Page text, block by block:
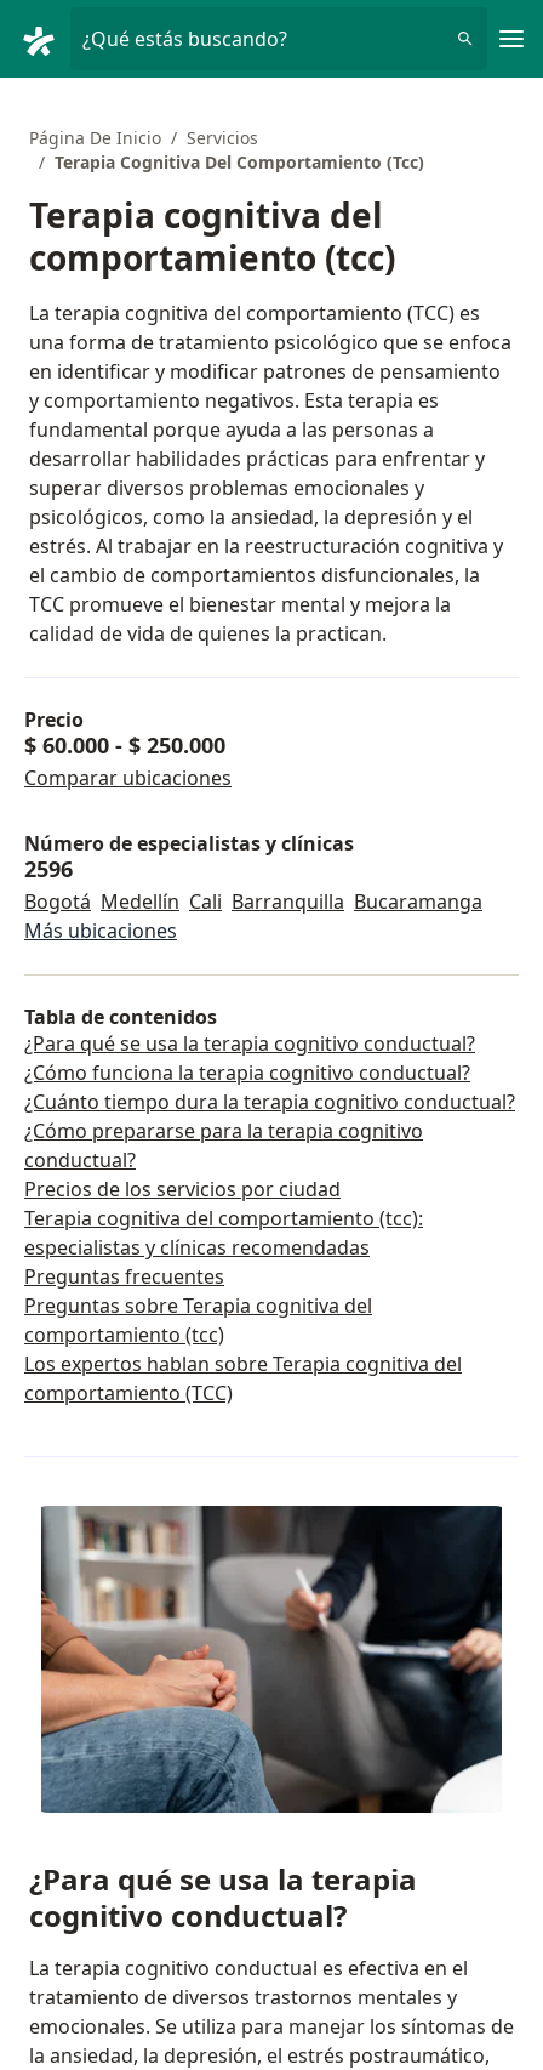
¿Qué estás buscando?
Página De Inicio
Servicios
Terapia Cognitiva Del Comportamiento (Tcc)
Terapia cognitiva del
comportamiento (tcc)
La terapia cognitiva del comportamiento (TCC) es
una forma de tratamiento psicológico que se enfoca
en identificar y modificar patrones de pensamiento
y comportamiento negativos. Esta terapia es
fundamental porque ayuda a las personas a
desarrollar habilidades prácticas para enfrentar y
superar diversos problemas emocionales y
psicológicos, como la ansiedad, la depresión y el
estrés. Al trabajar en la reestructuración cognitiva y
el cambio de comportamientos disfuncionales, la
TCC promueve el bienestar mental y mejora la
calidad de vida de quienes la practican.
Precio
$ 60.000 - $ 250.000
Comparar ubicaciones
Número de especialistas y clínicas
2596
Bogotá Medellín Cali Barranquilla Bucaramanga
Más ubicaciones
Tabla de contenidos
¿Para qué se usa la terapia cognitivo conductual?
¿Cómo funciona la terapia cognitivo conductual?
¿Cuánto tiempo dura la terapia cognitivo conductual?
¿Cómo prepararse para la terapia cognitivo
conductual?
Precios de los servicios por ciudad
Terapia cognitiva del comportamiento (tcc):
especialistas y clínicas recomendadas
Preguntas frecuentes
Preguntas sobre Terapia cognitiva del
comportamiento (tcc)
Los expertos hablan sobre Terapia cognitiva del
comportamiento (TCC)
¿Para qué se usa la terapia
cognitivo conductual?
La terapia cognitivo conductual es efectiva en el
tratamiento de diversos trastornos mentales y
emocionales. Se utiliza para manejar los síntomas de
la ansiedad, la depresión, el estrés postraumático,